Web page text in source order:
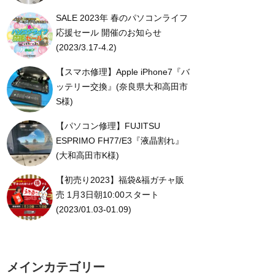
SALE 2023年 春のパソコンライフ
応援セール 開催のお知らせ
(2023/3.17-4.2)
【スマホ修理】Apple iPhone7『バ
ッテリー交換』(奈良県大和高田市
S様)
【パソコン修理】FUJITSU
ESPRIMO FH77/E3『液晶割れ』
(大和高田市K様)
【初売り2023】福袋&福ガチャ販
売 1月3日朝10:00スタート
(2023/01.03-01.09)
メインカテゴリー